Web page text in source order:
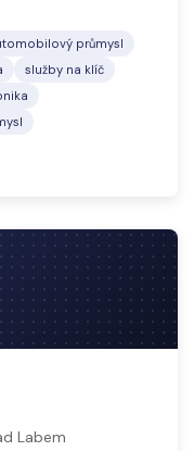
průmysl
služby na klíč
Labem